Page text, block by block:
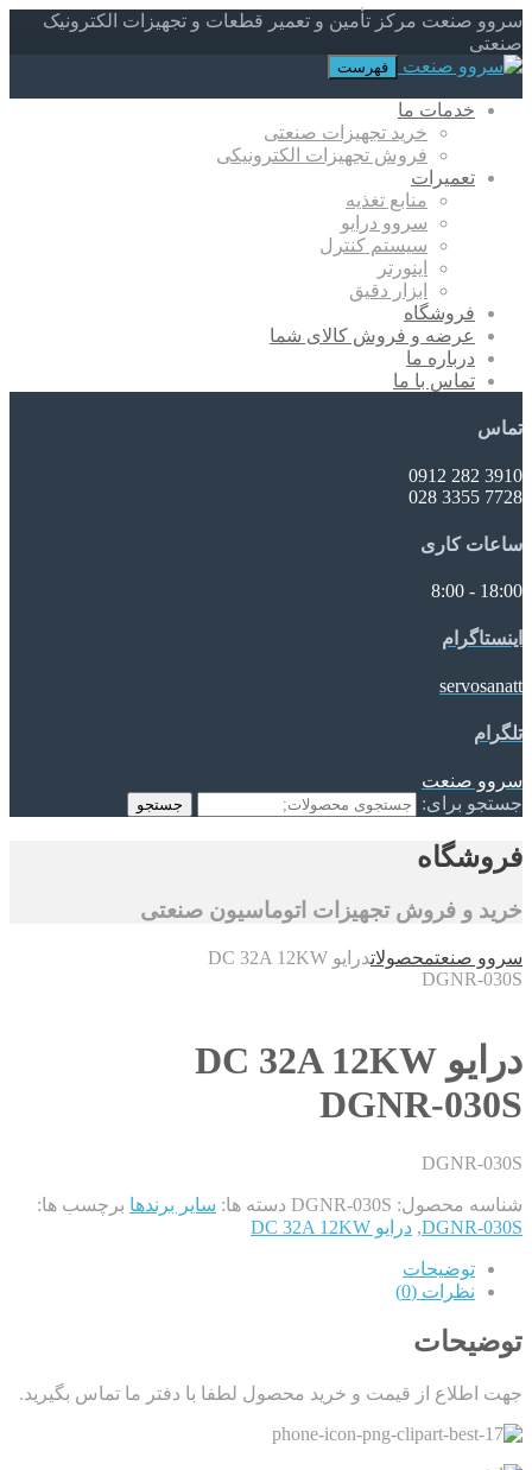
سروو صنعت مرکز تأمین و تعمیر قطعات و تجهیزات الکترونیک
صنعتی
فهرست
خدمات ما
خرید تجهیزات صنعتی
فروش تجهیزات الکترونیکی
تعمیرات
منابع تغذیه
سروو درایو
سیستم کنترل
اینورتر
ابزار دقیق
فروشگاه
عرضه و فروش کالای شما
درباره ما
تماس با ما
تماس
3910 282 0912
7728 3355 028
ساعات کاری
18:00 - 8:00
اینستاگرام
servosanatt
تلگرام
سروو صنعت
جستجو برای:
جستجو
فروشگاه
خرید و فروش تجهیزات اتوماسیون صنعتی
سروو صنعتمحصولاتدرایو DC 32A 12KW
DGNR-030S
درایو DC 32A 12KW
DGNR-030S
DGNR-030S
شناسه محصول: DGNR-030S دسته ها: سایر برندها برچسب ها:
DGNR-030S
, درایو DC 32A 12KW
توضیحات
نظرات (0)
توضیحات
جهت اطلاع از قیمت و خرید محصول لطفا با دفتر ما تماس بگیرید.